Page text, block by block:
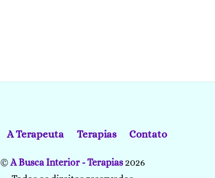
A Terapeuta Terapias Contato
©A Busca Interior - Terapias2026